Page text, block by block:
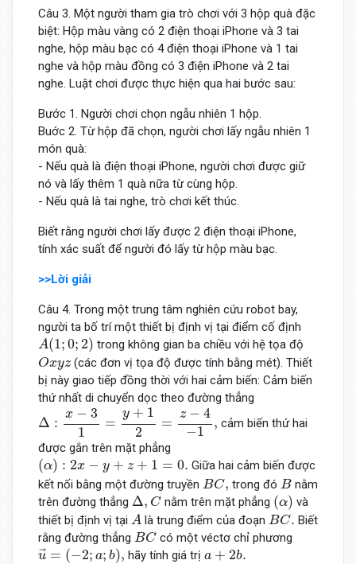
Câu 3. Một người tham gia trò chơi với 3 hộp quà đặc
biệt: Hộp màu vàng có 2 điện thoại iPhone và 3 tai
nghe, hộp màu bạc có 4 điện thoại iPhone và 1 tai
nghe và hộp màu đồng có 3 điện iPhone và 2 tai
nghe. Luật chơi được thực hiện qua hai bước sau:
Bước 1. Người chơi chọn ngẫu nhiên 1 hộp.
Buớc 2. Từ hộp đã chọn, người chơi lấy ngẫu nhiên 1
món quà:
- Nếu quà là điện thoại iPhone, người chơi được giữ
nó và lấy thêm 1 quà nữa từ cùng hộp.
- Nếu quà là tai nghe, trò chơi kết thúc.
Biết rằng người chơi lấy được 2 điện thoại iPhone,
tính xác suất để người đó lấy từ hộp màu bạc.
>>Lời giải
Câu 4. Trong một trung tâm nghiên cứu robot bay,
người ta bố trí một thiết bị định vị tại điểm cố định
A(1;0; 2)
A(1 0; ) trong không gian ba chiều với hệ tọa độ
Oxyz
Ox z (các đơn vị tọa độ được tính bằng mét). Thiết
bị này giao tiếp đồng thời với hai cảm biến: Cảm biến
thứ nhất di chuyển dọc theo đường thẳng
Δ :
x − 3
1
=
y + 1
2
=
z − 4
−1
,
Δ:x −31 =y+12=z −4− 1,
cảm biến thứ hai
được gắn trên mặt phẳng
(α) : 2x − y + z + 1 = 0.
(α): 2 x−y z+ 1 0.
Giữa hai cảm biến được
kết nối bằng một đường truyền BC,
BC, trong đó B
Bnằm
trên đường thẳng Δ, C
Δ C nằm trên mặt phẳng (α)
(α ) và
thiết bị định vị tại A
A là trung điểm của đoạn BC.
BC. Biết
rằng đường thẳng BC
BC có một véctơ chỉ phương
→
u = (−2; a; b),
u → =( − 2 a ), hãy tính giá trị a + 2b.
a 2 b.